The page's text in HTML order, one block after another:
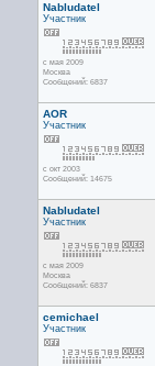
Nabludatel
Участник
с мая 2009
Москва
Сообщений: 6837
AOR
Участник
с окт 2003
Сообщений: 14675
Nabludatel
Участник
с мая 2009
Москва
Сообщений: 6837
cemichael
Участник